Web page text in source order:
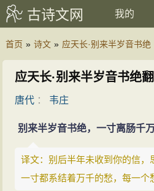
古诗文网 我的
首页 » 诗文 » 应天长·别来半岁音书绝
应天长·别来半岁音书绝
唐代 ： 韦庄
别来半岁音书绝，一寸离肠千万
译文：别后半年未收到你的信，
一寸都系结着万千的愁，每一个